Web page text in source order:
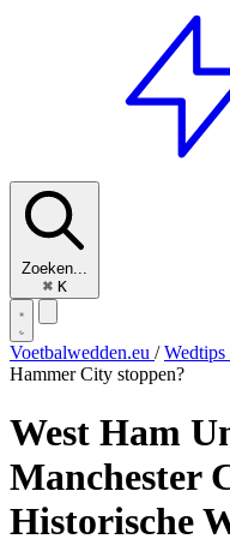
Zoeken...
⌘ K
Voetbalwedden.eu / Wedtips
Hammer City stoppen?
West Ham
Manchester
Historische